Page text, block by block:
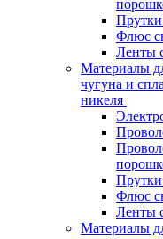
Флюс
Ленты
Материалы
чугуна и
никеля
Флюс
Ленты
Материалы